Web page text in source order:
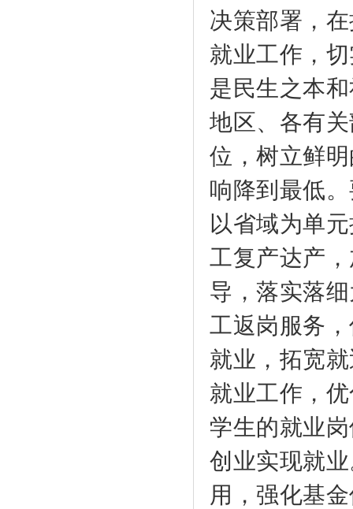
决策部署，
就业工作，
是民生之本
地区、各有
位，树立鲜
响降到最低
以省域为单
工复产达产
导，落实落
工返岗服务
就业，拓宽
就业工作，
学生的就业
创业实现就
用，强化基